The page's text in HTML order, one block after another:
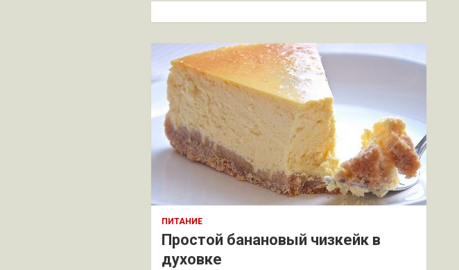
к
ПИТАНИЕ
Простой банановый чизкейк в
духовке